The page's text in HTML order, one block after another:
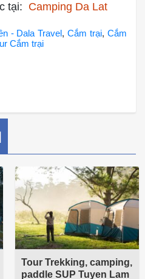
tại: Camping Da Lat
- Dala Travel,Cắm trại,Cắm
Cắm trại
Tour Trekking, camping,
paddle SUP Tuyen Lam